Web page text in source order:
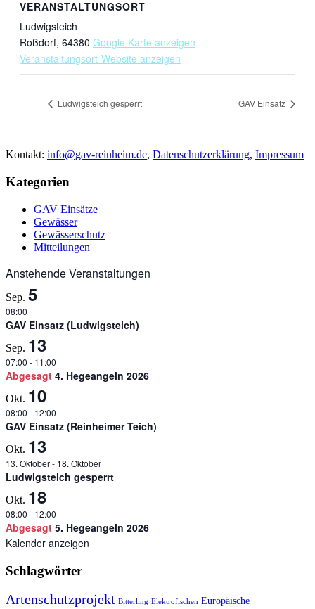
VERANSTALTUNGSORT
Ludwigsteich
Roßdorf, 64380 Google Karte anzeigen
Veranstaltungsort-Website anzeigen
Ludwigsteich gesperrt GAV Einsatz
Kontakt: info@gav-reinheim.de, Datenschutzerklärung, Impressum
Kategorien
GAV Einsätze
Gewässer
Gewässerschutz
Mitteilungen
Anstehende Veranstaltungen
Sep. 5
08:00
GAV Einsatz (Ludwigsteich)
Sep. 13
07:00 - 11:00
Abgesagt 4. Hegeangeln 2026
Okt. 10
08:00 - 12:00
GAV Einsatz (Reinheimer Teich)
Okt. 13
13. Oktober- 18. Oktober
Ludwigsteich gesperrt
Okt. 18
08:00 - 12:00
Abgesagt 5. Hegeangeln 2026
Kalender anzeigen
Schlagwörter
Artenschutzprojekt Bitterling Elektrofischen Europäische